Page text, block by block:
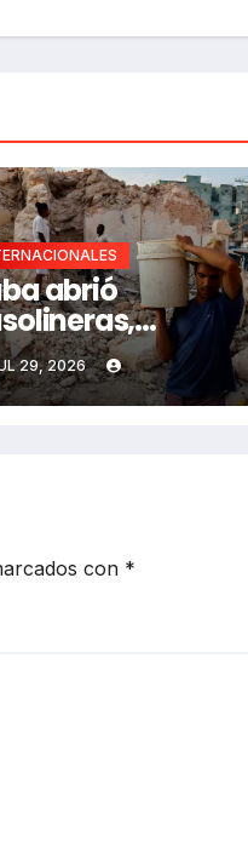
abrió
y
29, 2026
con *